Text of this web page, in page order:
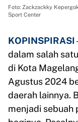
Foto: Zackzackky
Sport Center
KOPINSPIRASI
dalam salah
di Kota
Agustus 2024
daerah lainnya.
menjadi sebuah